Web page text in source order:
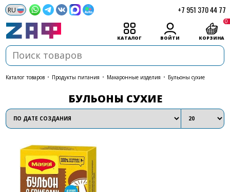
+7 951 370 44 77
КАТАЛОГ ВОЙТИ КОРЗИНА
0
каталог товаров • Продукты питания • Макаронные изделия • Бульоны сухие
БУЛЬОНЫ СУХИЕ